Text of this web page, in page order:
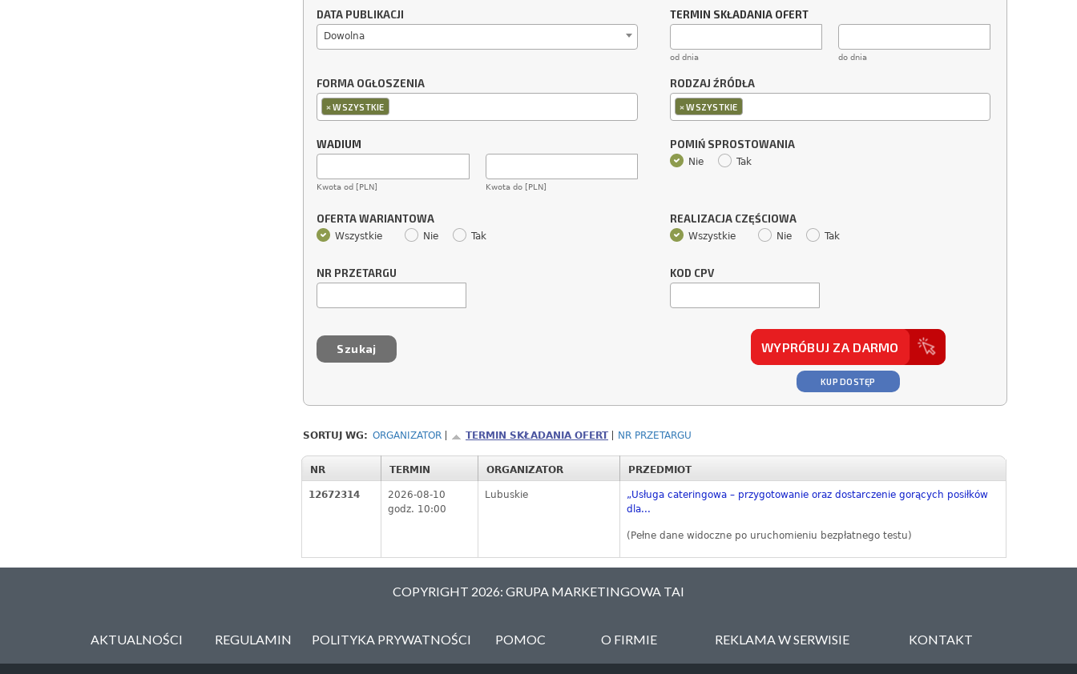
DATA PUBLIKACJI
Dowolna
TERMIN SKŁADANIA OFERT
od dnia do dnia
FORMA OGŁOSZENIA
×WSZYSTKIE
RODZAJ ŹRÓDŁA
×WSZYSTKIE
WADIUM
Kwota od [PLN] Kwota do [PLN]
POMIŃ SPROSTOWANIA
Nie Tak
OFERTA WARIANTOWA
Wszystkie Nie Tak
REALIZACJA CZĘŚCIOWA
Wszystkie Nie Tak
NR PRZETARGU KOD CPV
WYPRÓBUJ ZA DARMO
KUP DOSTĘP
SORTUJ WG: ORGANIZATOR TERMIN SKŁADANIA OFERT NR PRZETARGU
NR TERMIN ORGANIZATOR PRZEDMIOT
12672314
2026-08-10
godz. 10:00
Lubuskie
„Usługa cateringowa – przygotowanie oraz dostarczenie gorących posiłków
dla...
(Pełne dane widoczne po uruchomieniu bezpłatnego testu)
COPYRIGHT 2026: GRUPA MARKETINGOWA TAI
AKTUALNOŚCI REGULAMIN POLITYKA PRYWATNOŚCI POMOC O FIRMIE REKLAMA W SERWISIE KONTAKT